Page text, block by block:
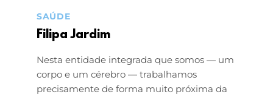
SAÚDE
Filipa Jardim
Nesta entidade integrada que somos — um
corpo e um cérebro — trabalhamos
precisamente de forma muito próxima da